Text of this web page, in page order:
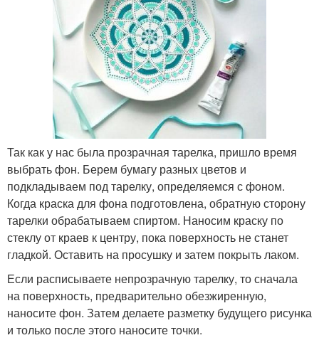
Так как у нас была прозрачная тарелка, пришло время
выбрать фон. Берем бумагу разных цветов и
подкладываем под тарелку, определяемся с фоном.
Когда краска для фона подготовлена, обратную сторону
тарелки обрабатываем спиртом. Наносим краску по
стеклу от краев к центру, пока поверхность не станет
гладкой. Оставить на просушку и затем покрыть лаком.
Если расписываете непрозрачную тарелку, то сначала
на поверхность, предварительно обезжиренную,
наносите фон. Затем делаете разметку будущего рисунка
и только после этого наносите точки.